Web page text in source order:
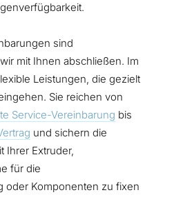
sind
mit Ihnen abschließen. Im
Leistungen, die gezielt
Sie reichen von
Service-Vereinbarung bis
und sichern die
Ihrer Extruder,
für die
oder Komponenten zu fixen